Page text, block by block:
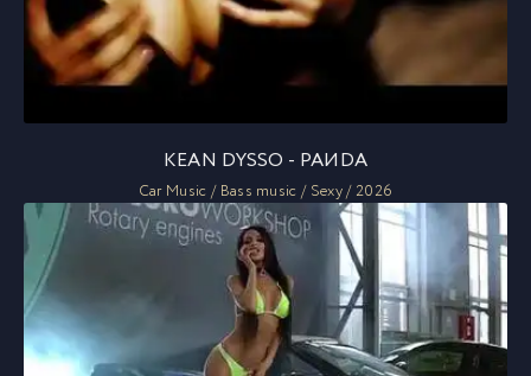
KEAN DYSSO - PAИDA
Car Music / Bass music / Sexy / 2026